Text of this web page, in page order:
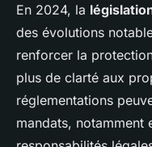
En 2024, la
des évolutions
renforcer la
plus de clarté aux
réglementations
mandats, notamment